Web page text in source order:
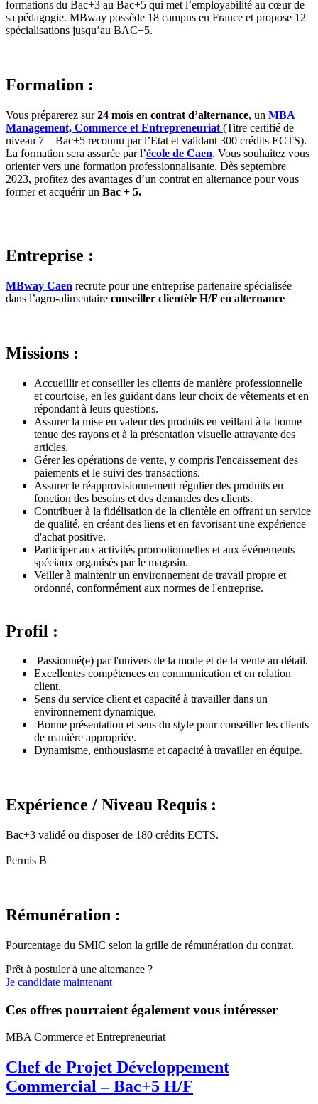
formations du Bac+3 au Bac+5 qui met l’employabilité au cœur de
sa pédagogie. MBway possède 18 campus en France et propose 12
spécialisations jusqu’au BAC+5.
Formation :
Vous préparerez sur24 mois en contrat d’alternance, un MBA
Management, Commerce et Entrepreneuriat (Titre certifié de
niveau 7 – Bac+5 reconnu par l’Etat et validant 300 crédits ECTS).
La formation sera assurée par l’école de Caen. Vous souhaitez vous
orienter vers une formation professionnalisante. Dès septembre
2023, profitez des avantages d’un contrat en alternance pour vous
former et acquérir un Bac + 5.
Entreprise :
MBway Caen recrute pour une entreprise partenaire spécialisée
dans l’agro-alimentaire conseiller clientèle H/F en alternance
Missions :
Accueillir et conseiller les clients de manière professionnelle
et courtoise, en les guidant dans leur choix de vêtements et en
répondant à leurs questions.
Assurer la mise en valeur des produits en veillant à la bonne
tenue des rayons et à la présentation visuelle attrayante des
articles.
Gérer les opérations de vente, y compris l'encaissement des
paiements et le suivi des transactions.
Assurer le réapprovisionnement régulier des produits en
fonction des besoins et des demandes des clients.
Contribuer à la fidélisation de la clientèle en offrant un service
de qualité, en créant des liens et en favorisant une expérience
d'achat positive.
Participer aux activités promotionnelles et aux événements
spéciaux organisés par le magasin.
Veiller à maintenir un environnement de travail propre et
ordonné, conformément aux normes de l'entreprise.
Profil :
Passionné(e) par l'univers de la mode et de la vente au détail.
Excellentes compétences en communication et en relation
client.
Sens du service client et capacité à travailler dans un
environnement dynamique.
Bonne présentation et sens du style pour conseiller les clients
de manière appropriée.
Dynamisme, enthousiasme et capacité à travailler en équipe.
Expérience / Niveau Requis :
Bac+3 validé ou disposer de 180 crédits ECTS.
Permis B
Rémunération :
Pourcentage du SMIC selon la grille de rémunération du contrat.
Prêt à postuler à une alternance ?
Je candidate maintenant
Ces offres pourraient également vous intéresser
MBA Commerce et Entrepreneuriat
Chef de Projet Développement
Commercial – Bac+5 H/F